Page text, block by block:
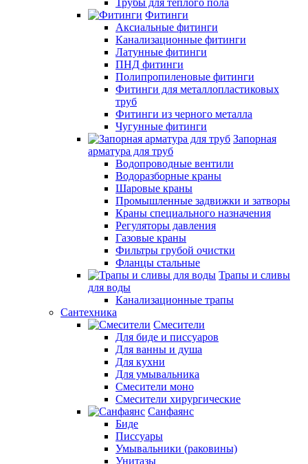
Трубы для теплого пола
Фитинги
Аксиальные фитинги
Канализационные фитинги
Латунные фитинги
ПНД фитинги
Полипропиленовые фитинги
Фитинги для металлопластиковых
труб
Фитинги из черного металла
Чугунные фитинги
Запорная
арматура для труб
Водопроводные вентили
Водоразборные краны
Шаровые краны
Промышленные задвижки и затворы
Краны специального назначения
Регуляторы давления
Газовые краны
Фильтры грубой очистки
Фланцы стальные
Трапы и сливы
для воды
Канализационные трапы
Сантехника
Смесители
Для биде и писсуаров
Для ванны и душа
Для кухни
Для умывальника
Смесители моно
Смесители хирургические
Санфаянс
Биде
Писсуары
Умывальники (раковины)
Унитазы